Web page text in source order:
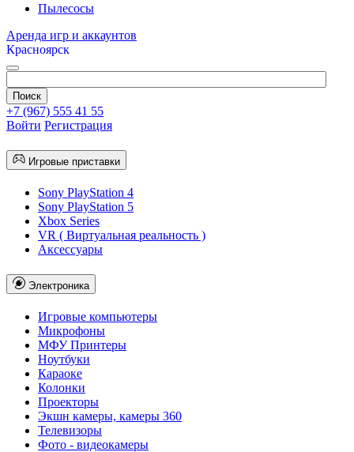
Пылесосы
Аренда игр и аккаунтов
Красноярск
+7 (967) 555 41 55
Войти Регистрация
Игровые приставки
Sony PlayStation 4
Sony PlayStation 5
Xbox Series
VR ( Виртуальная реальность )
Аксессуары
Электроника
Игровые компьютеры
Микрофоны
МФУ Принтеры
Ноутбуки
Караоке
Колонки
Проекторы
Экшн камеры, камеры 360
Телевизоры
Фото - видеокамеры